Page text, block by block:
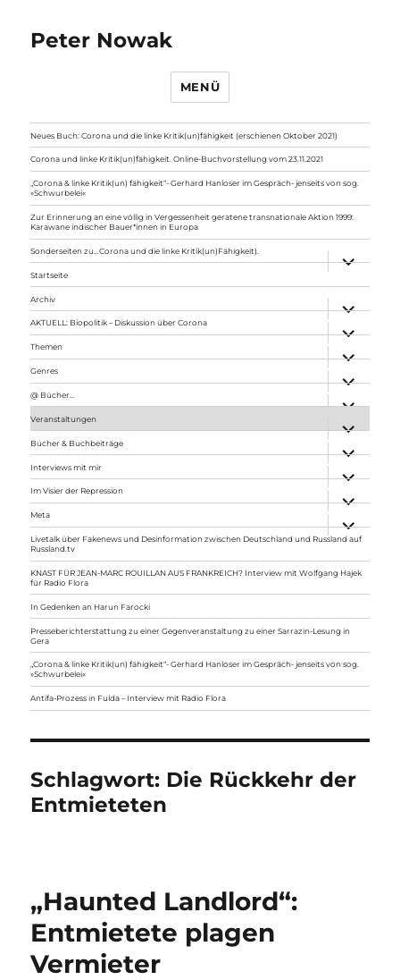
Peter Nowak
MENÜ
Neues Buch: Corona und die linke Kritik(un)fähigkeit (erschienen Oktober 2021)
Corona und linke Kritik(un)fähigkeit. Online-Buchvorstellung vom 23.11.2021
„Corona & linke Kritik(un) fähigkeit“- Gerhard Hanloser im Gespräch- jenseits von sog.
»Schwurbelei«
Zur Erinnerung an eine völlig in Vergessenheit geratene transnationale Aktion 1999:
Karawane indischer Bauer*innen in Europa
Sonderseiten zu…Corona und die linke Kritik(un)Fähigkeit).
anzeigen
Startseite
Archiv
anzeigen
AKTUELL: Biopolitik – Diskussion über Corona
anzeigen
Themen
anzeigen
Genres
anzeigen
@ Bücher…
Veranstaltungen
anzeigen
Bücher & Buchbeiträge
anzeigen
Interviews mit mir
anzeigen
Im Visier der Repression
anzeigen
Meta
anzeigen
Livetalk über Fakenews und Desinformation zwischen Deutschland und Russland auf
Russland.tv
KNAST FÜR JEAN-MARC ROUILLAN AUS FRANKREICH? Interview mit Wolfgang Hajek
für Radio Flora
In Gedenken an Harun Farocki
Presseberichterstattung zu einer Gegenveranstaltung zu einer Sarrazin-Lesung in
Gera
„Corona & linke Kritik(un) fähigkeit“- Gerhard Hanloser im Gespräch- jenseits von sog.
»Schwurbelei«
Antifa-Prozess in Fulda – Interview mit Radio Flora
Schlagwort: Die Rückkehr der
Entmieteten
„Haunted Landlord“:
Entmietete plagen
Vermieter